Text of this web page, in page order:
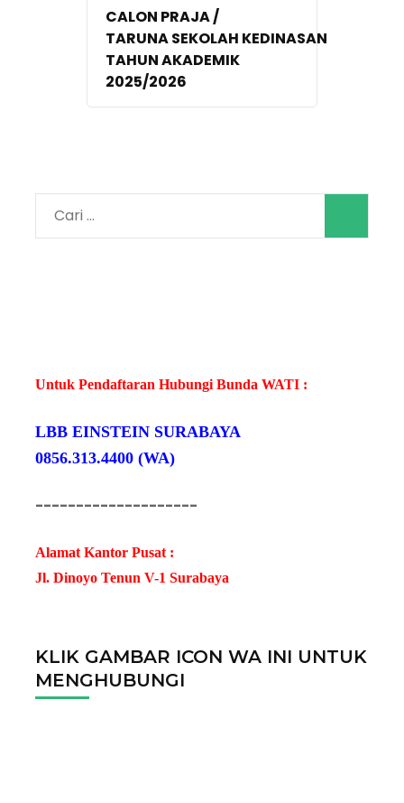
CALON PRAJA /
TARUNA SEKOLAH KEDINASAN
TAHUN AKADEMIK
2025/2026
Cari
untuk:
Untuk Pendaftaran Hubungi Bunda WATI :
LBB EINSTEIN SURABAYA
0856.313.4400 (WA)
--------------------
Alamat Kantor Pusat :
Jl. Dinoyo Tenun V-1 Surabaya
KLIK GAMBAR ICON WA INI UNTUK
MENGHUBUNGI